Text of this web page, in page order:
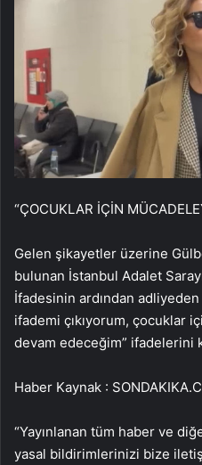
“ÇOCUKLAR İÇİN
Gelen şikayetler üzerine
bulunan İstanbul Adalet
İfadesinin ardından adliyeden
ifademi çıkıyorum, çocuklar
devam edeceğim” ifadelerini
Haber Kaynak :
“Yayınlanan tüm haber ve
yasal bildirimlerinizi bize